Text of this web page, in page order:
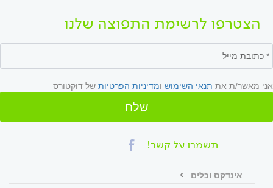
הצטרפו לרשימת התפוצה שלנו
אני מאשר/ת את תנאי השימוש ומדיניות הפרטיות של דוקטורס
שלח
תשמרו על קשר!
אינדקס וכלים